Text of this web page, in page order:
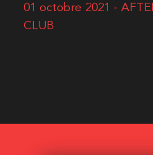
01 octobre 2021 -
CLUB